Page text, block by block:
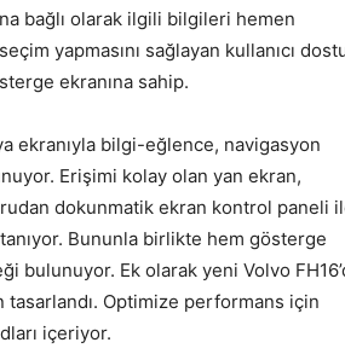
bağlı olarak ilgili bilgileri hemen
yapmasını sağlayan kullanıcı
ekranına sahip.
ekranıyla bilgi-eğlence, navigasyon
Erişimi kolay olan yan ekran,
dokunmatik ekran kontrol paneli
Bununla birlikte hem gösterge
bulunuyor. Ek olarak yeni Volvo
Optimize performans için
içeriyor.